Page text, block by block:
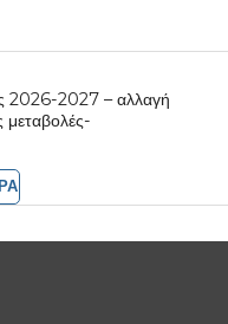
2026-2027 – αλλαγή
μεταβολές-